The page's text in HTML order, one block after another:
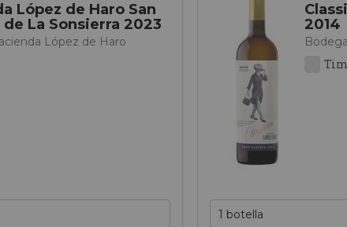
López de Haro San
La Sonsierra 2023
López de Haro
2014